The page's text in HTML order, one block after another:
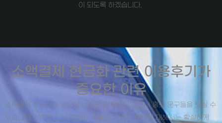
이 되도록 하겠습니다.
소액결제 현금화 관련 이용후기가
중요한 이유
소액결제 현금화의 경우에는 많은 업체들의 광고나 홍보 문구들을 보실 수
있습니다. 하지만 그 사항들이 사실인지 진위 여부에 대해서는 확실하게